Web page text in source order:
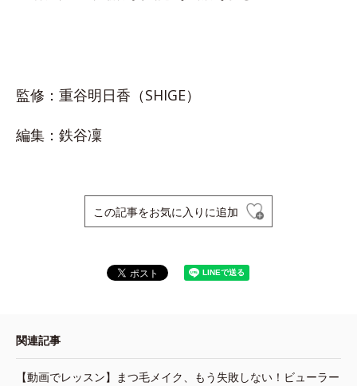
監修：重谷明日香（SHIGE）
編集：鉄谷凜
この記事をお気に入りに追加
関連記事
【動画でレッスン】まつ毛メイク、もう失敗しない！ビューラー